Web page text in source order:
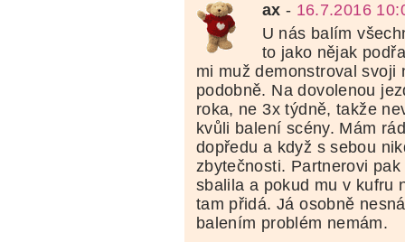
ax - 16.7.2016
U nás balím
to jako nějak
mi muž demonstroval svoji
podobně. Na dovolenou
roka, ne 3x týdně, takže
kvůli balení scény. Mám
dopředu a když s sebou
zbytečnosti. Partnerovi
sbalila a pokud mu v kufru
tam přidá. Já osobně
balením problém nemám.